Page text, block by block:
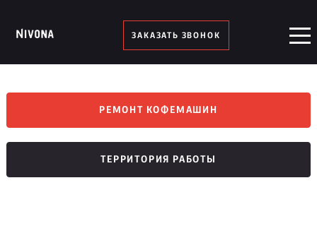
ЗАКАЗАТЬ ЗВОНОК
РЕМОНТ КОФЕМАШИН
ТЕРРИТОРИЯ РАБОТЫ